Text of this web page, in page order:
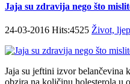
Jaja su zdravija nego što
24-03-2016 Hits:4525 Život,
Jaja su jeftini izvor belančevina